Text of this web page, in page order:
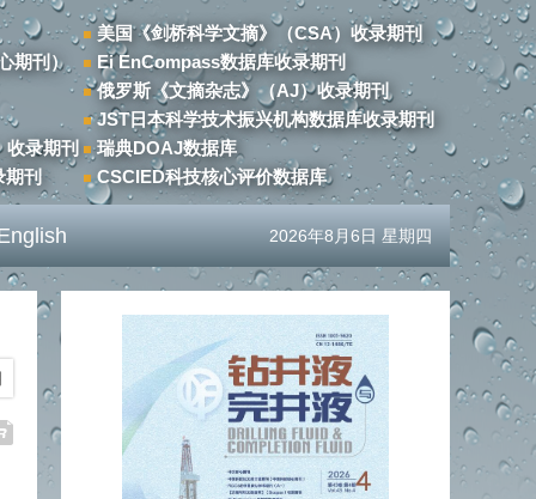
期刊）
录期刊
刊
美国《剑桥科学文摘》（CSA）收录期刊
Ei EnCompass数据库收录期刊
俄罗斯《文摘杂志》（AJ）收录期刊
JST日本科学技术振兴机构数据库收录期刊
瑞典DOAJ数据库
CSCIED科技核心评价数据库
2026年8月6日 星期四